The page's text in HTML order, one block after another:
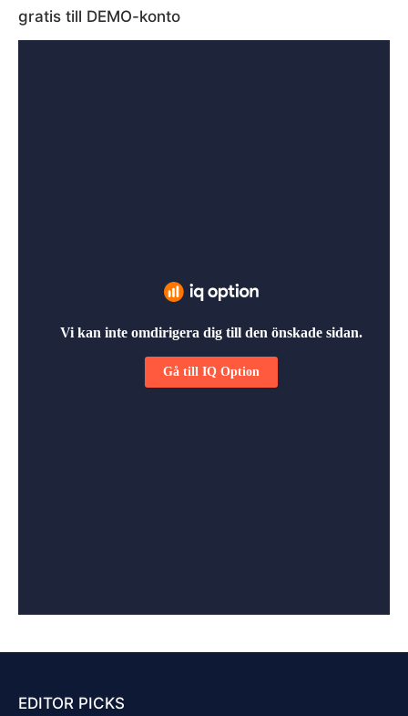
gratis till DEMO-konto
EDITOR PICKS